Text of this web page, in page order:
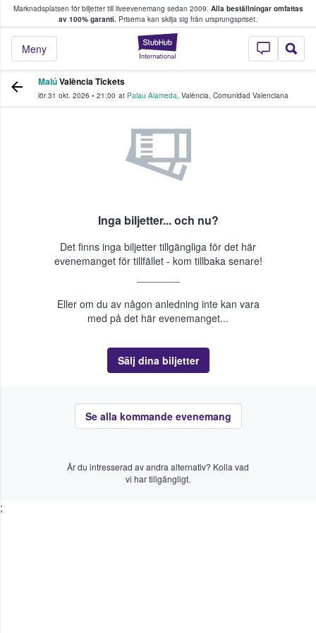
Marknadsplatsen för biljetter till liveevenemang sedan 2009. Alla beställningar omfattas
av 100% garanti. Priserna kan skilja sig från ursprungspriset.
StubHub – där
Meny
köper och säljer biljetter.
MalúValència Tickets
lör 31 okt. 2026 • 21:00 at Palau Alameda, València, Comunidad Valenciana
Inga biljetter... och nu?
Det finns inga biljetter tillgängliga för det här
evenemanget för tillfället - kom tillbaka senare!
Eller om du av någon anledning inte kan vara
med på det här evenemanget...
Sälj dina biljetter
Se alla kommande evenemang
Är du intresserad av andra alternativ? Kolla vad
vi har tillgängligt.
;